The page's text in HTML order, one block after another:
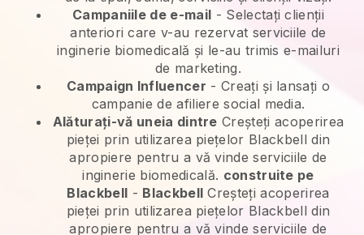
Campaniile de e-mail - Selectați clienții
anteriori care v-au rezervat serviciile de
inginerie biomedicală și le-au trimis e-mailuri
de marketing.
Campaign Influencer - Creați și lansați o
campanie de afiliere social media.
Alăturați-vă uneia dintre Creșteți acoperirea
pieței prin utilizarea piețelor Blackbell din
apropiere pentru a vă vinde serviciile de
inginerie biomedicală. construite pe
Blackbell - Blackbell Creșteți acoperirea
pieței prin utilizarea piețelor Blackbell din
apropiere pentru a vă vinde serviciile de